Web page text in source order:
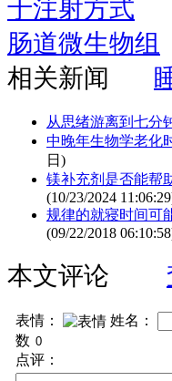
于注射方式
肠道微生物组
相关新闻
从思绪游离到七分
中晚年生物学老化
日)
镁补充剂是否能帮
(10/23/2024
规律的就寝时间可
(09/22/2018
本文评论
表情： 姓名：
数
点评：